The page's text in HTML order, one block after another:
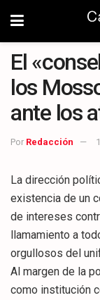
El
los
ante los
Por Redacción
La dirección
existencia de un
de intereses
llamamiento a
orgullosos del
Al margen de la
como institución